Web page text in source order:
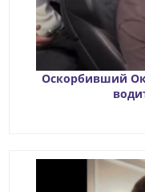
Оскорбивший